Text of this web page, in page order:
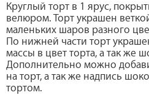
Круглый торт в 1 ярус,
велюром. Торт украшен
маленьких шаров разного
По нижней части торт
массы в цвет торта, а так же
Дополнительно можно
на торт, а так же надпись
тортом.​​​​​​​